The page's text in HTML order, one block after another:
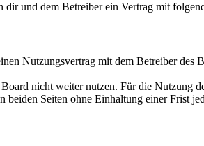
und dem Betreiber ein Vertrag mit
Nutzungsvertrag mit dem Betreiber des
nicht weiter nutzen. Für die Nutzung
Seiten ohne Einhaltung einer Frist